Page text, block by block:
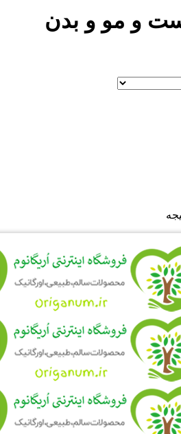
و مو و بدن